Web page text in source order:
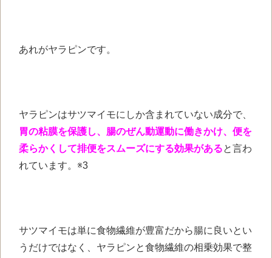
あれがヤラピンです。
ヤラピンはサツマイモにしか含まれていない成分で、
胃の粘膜を保護し、腸のぜん動運動に働きかけ、便を
柔らかくして排便をスムーズにする効果があると言わ
れています。※3
サツマイモは単に食物繊維が豊富だから腸に良いとい
うだけではなく、ヤラピンと食物繊維の相乗効果で整